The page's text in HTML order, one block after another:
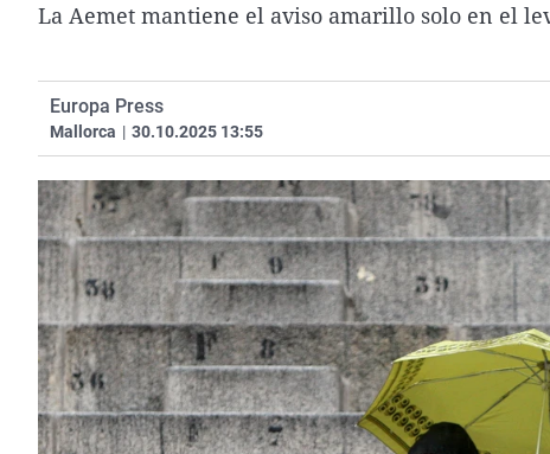
La Aemet mantiene el aviso amarillo solo en el
Europa Press
Mallorca | 30.10.2025 13:55